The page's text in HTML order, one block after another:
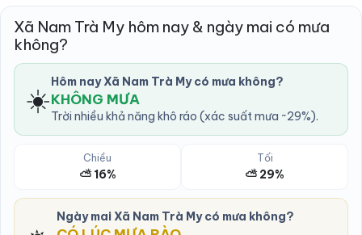
Xã Nam Trà My hôm nay & ngày mai có mưa
không?
☀️ Hôm nay Xã Nam Trà My có mưa không?
KHÔNG MƯA
Trời nhiều khả năng khô ráo (xác suất mưa ~29%).
Chiều
⛅ 16%
Tối
⛅ 29%
Ngày mai Xã Nam Trà My có mưa không?